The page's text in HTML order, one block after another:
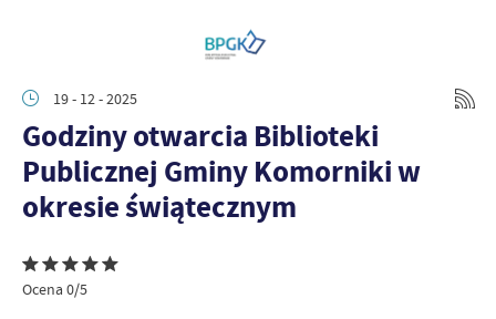
19 - 12 - 2025
Godziny otwarcia Biblioteki
Publicznej Gminy Komorniki w
okresie świątecznym
Ocena 0/5